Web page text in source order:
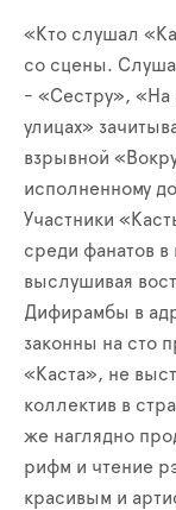
«Кто слушал
со сцены.
- «Сестру»,
улицах»
взрывной
исполненному
Участники
среди фанатов в
выслушивая
Дифирамбы в
законны на сто
«Каста», не
коллектив в
же наглядно
рифм и чтение
красивым и